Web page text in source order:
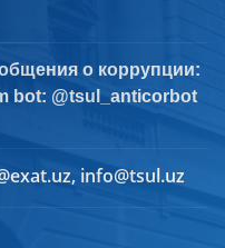
о коррупции:
bot: @tsul_anticorbot
info@tsul.uz